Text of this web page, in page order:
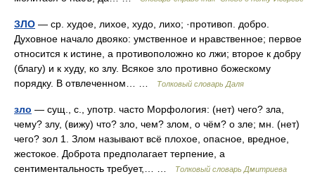
ЗЛО — ср. худое, лихое, худо, лихо; ·противоп. добро.
Духовное начало двояко: умственное и нравственное; первое
относится к истине, а противоположно ко лжи; второе к добру
(благу) и к худу, ко злу. Всякое зло противно божескому
порядку. В отвлеченном… …
Толковый словарь Даля
зло — сущ., с., употр. часто Морфология: (нет) чего? зла,
чему? злу, (вижу) что? зло, чем? злом, о чём? о зле; мн. (нет)
чего? зол 1. Злом называют всё плохое, опасное, вредное,
жестокое. Доброта предполагает терпение, а
сентиментальность требует,… …
Толковый словарь Дмитриева